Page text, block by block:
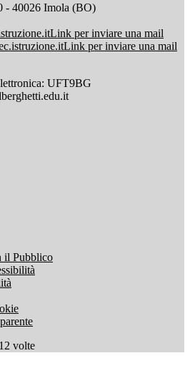
- 40026 Imola (BO)
Link per inviare una mail
Link per inviare una mail
UFT9BG
il Pubblico
volte